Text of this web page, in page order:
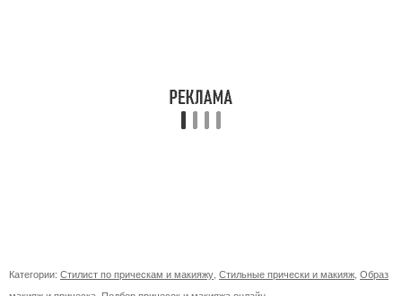
Категории: Стилист по прическам и макияжу Стильные прически и макияж Образ